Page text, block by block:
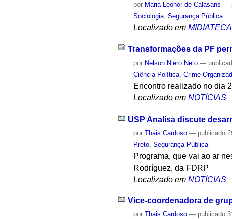
por Maria Leonor de Calasans —
Sociologia,Segurança Pública
Localizado em MIDIATECA
Transformações da PF
por Nelson Niero Neto —
Ciência Política ,Crime
Encontro realizado no dia
Localizado em NOTÍCIAS
USP Analisa discute
porThais Cardoso — publicado
Preto ,Segurança Pública
Programa, que vai ao ar
Rodríguez, da FDRP
Localizado em NOTÍCIAS
Vice-coordenadora de
porThais Cardoso — publicado